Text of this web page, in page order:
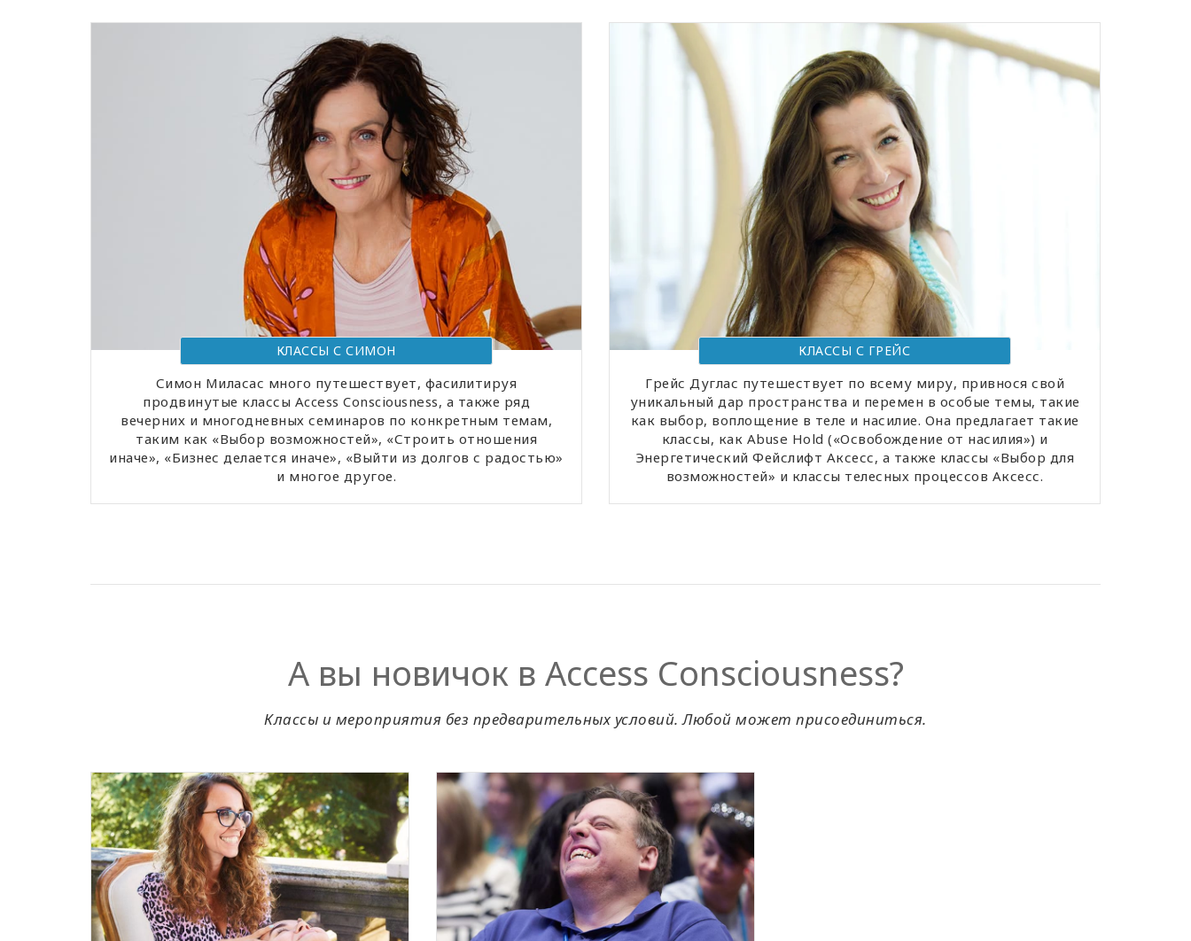
КЛАССЫ С СИМОН
Симон Миласас много путешествует, фасилитируя
продвинутые классы Access Consciousness, а также ряд
вечерних и многодневных семинаров по конкретным темам,
таким как «Выбор возможностей», «Строить отношения
иначе», «Бизнес делается иначе», «Выйти из долгов с радостью»
и многое другое.
КЛАССЫ С ГРЕЙС
Грейс Дуглас путешествует по всему миру, привнося свой
уникальный дар пространства и перемен в особые темы, такие
как выбор, воплощение в теле и насилие. Она предлагает такие
классы, как Abuse Hold («Освобождение от насилия») и
Энергетический Фейслифт Аксесс, а также классы «Выбор для
возможностей» и классы телесных процессов Аксесс.
А вы новичок в Access Consciousness?
Классы и мероприятия без предварительных условий. Любой может присоединиться.